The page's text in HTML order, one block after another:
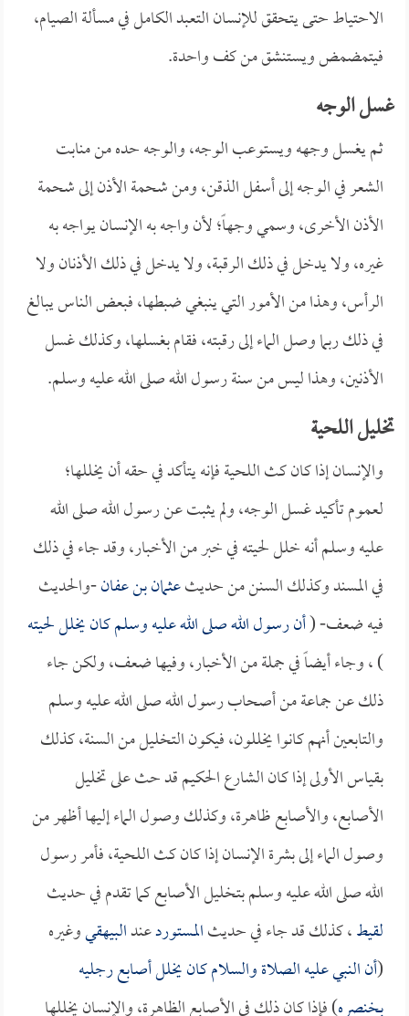
الاحتياط حتى يتحقق للإنسان التعبد الكامل في مسألة الصيام،
فيتمضمض ويستنشق من كف واحدة.
غسل الوجه
ثم يغسل وجهه ويستوعب الوجه، والوجه حده من منابت
الشعر في الوجه إلى أسفل الذقن، ومن شحمة الأذن إلى شحمة
الأذن الأخرى، وسمي وجهاً؛ لأن واجه به الإنسان يواجه به
غيره، ولا يدخل في ذلك الرقبة، ولا يدخل في ذلك الأذنان ولا
الرأس، وهذا من الأمور التي ينبغي ضبطها، فبعض الناس يبالغ
في ذلك ربما وصل الماء إلى رقبته، فقام بغسلها، وكذلك غسل
الأذنين، وهذا ليس من سنة رسول الله صلى الله عليه وسلم.
تخليل اللحية
والإنسان إذا كان كث اللحية فإنه يتأكد في حقه أن يخللها؛
لعموم تأكيد غسل الوجه، ولم يثبت عن رسول الله صلى الله
عليه وسلم أنه خلل لحيته في خبر من الأخبار، وقد جاء في ذلك
في المسند وكذلك السنن من حديثعثمان بن عفان-والحديث
فيه ضعف- (أن رسول الله صلى الله عليه وسلم كان يخلل لحيته
) ، وجاء أيضاً في جملة من الأخبار، وفيها ضعف، ولكن جاء
ذلك عن جماعة من أصحاب رسول الله صلى الله عليه وسلم
والتابعين أنهم كانوا يخللون، فيكون التخليل من السنة، كذلك
بقياس الأولى إذا كان الشارع الحكيم قد حث على تخليل
الأصابع، والأصابع ظاهرة، وكذلك وصول الماء إليها أظهر من
وصول الماء إلى بشرة الإنسان إذا كان كث اللحية، فأمر رسول
الله صلى الله عليه وسلم بتخليل الأصابع كما تقدم في حديث
لقيط، كذلك قد جاء في حديثالمستوردعندالبيهقيوغيره
(أن النبي عليه الصلاة والسلام كان يخلل أصابع رجليه